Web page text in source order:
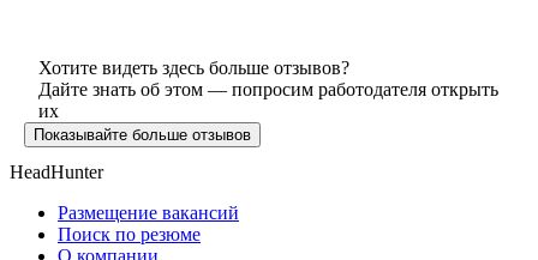
Хотите видеть здесь больше отзывов?
Дайте знать об этом — попросим работодателя открыть
их
Показывайте больше отзывов
HeadHunter
Размещение вакансий
Поиск по резюме
О компании